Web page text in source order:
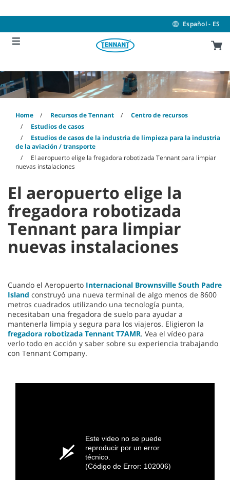
to
to
menu
Español - ES
Home Recursos de Tennant
Centro de recursos
Estudios de casos
Estudios de casos de la industria de limpieza para la industria
de la aviación / transporte
El aeropuerto elige la fregadora robotizada Tennant para limpiar
nuevas instalaciones
El aeropuerto elige la
fregadora robotizada
Tennant para limpiar
nuevas instalaciones
Cuando el Aeropuerto Internacional Brownsville South Padre
Island construyó una nueva terminal de algo menos de 8600
metros cuadrados utilizando una tecnología punta,
necesitaban una fregadora de suelo para ayudar a
mantenerla limpia y segura para los viajeros. Eligieron la
fregadora robotizada Tennant T7AMR. Vea el vídeo para
verlo todo en acción y saber sobre su experiencia trabajando
con Tennant Company.
Este video no se puede
reproducir por un error
técnico.
(Código de Error: 102006)